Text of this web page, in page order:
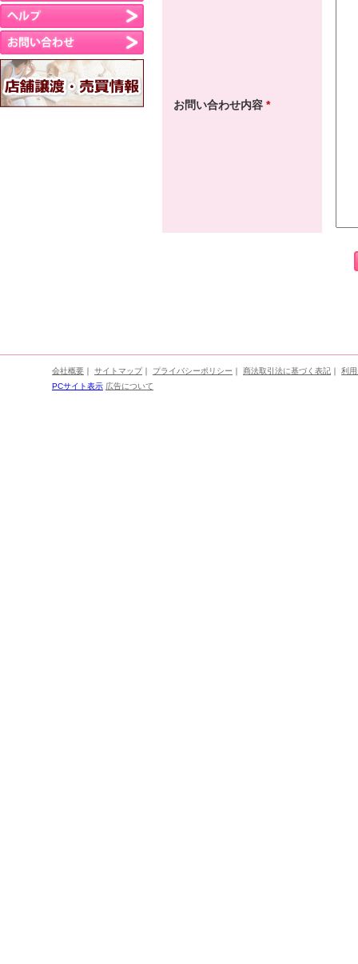
お問い合わせ内容 *
会社概要 ｜ サイトマップ｜ プライバシーポリシー ｜ 商法取引法に基づく表記 ｜
利
PCサイト表示 広告について